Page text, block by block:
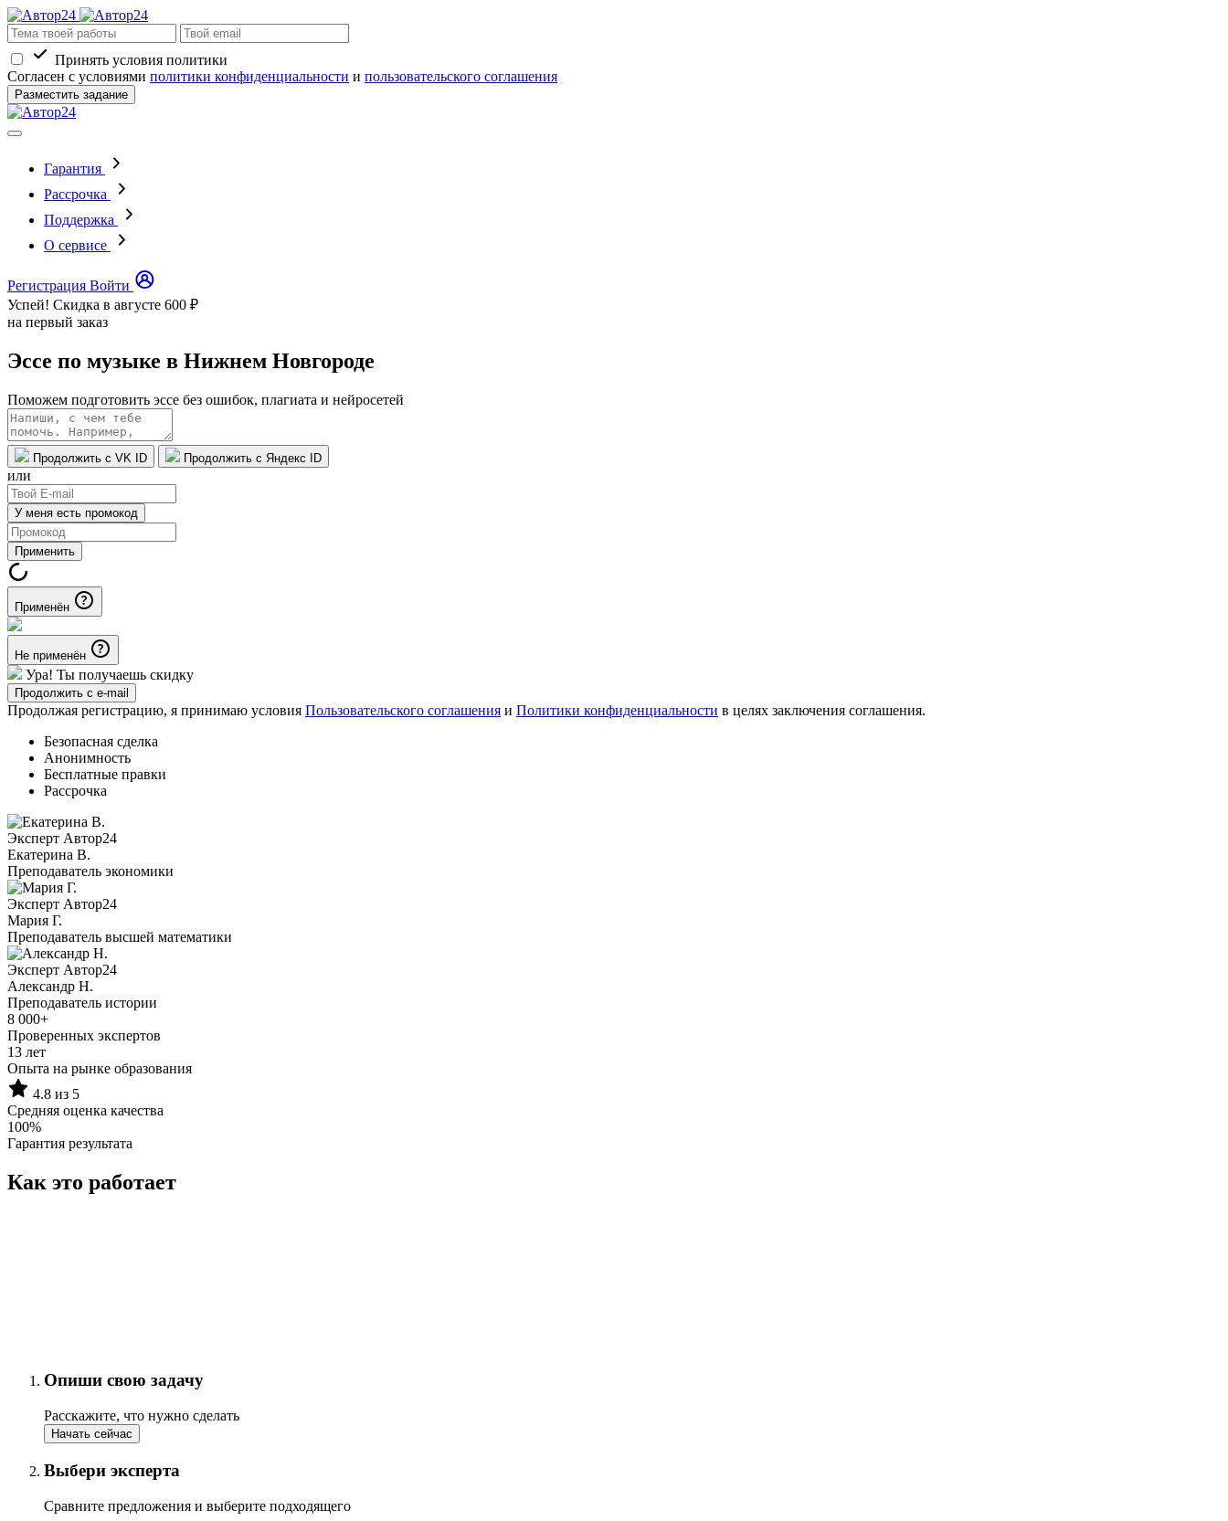
Принять условия политики
Согласен с условиями политики конфиденциальности и пользовательского соглашения
Разместить задание
Гарантия
Рассрочка
Поддержка
О сервисе
Регистрация Войти
Успей! Скидка в августе 600 ₽
на первый заказ
Эссе по музыке в Нижнем Новгороде
Поможем подготовить эссе без ошибок, плагиата и нейросетей
Продолжить с VK ID Продолжить с Яндекс ID
или
У меня есть промокод
Применить
Применён
Не применён
Ура! Ты получаешь скидку
Продолжить с e-mail
Продолжая регистрацию, я принимаю условия Пользовательского соглашения и Политики конфиденциальности в целях заключения соглашения.
Безопасная сделка
Анонимность
Бесплатные правки
Рассрочка
Эксперт Автор24
Екатерина B.
Преподаватель экономики
Эксперт Автор24
Мария Г.
Преподаватель высшей математики
Эксперт Автор24
Александр Н.
Преподаватель истории
8 000+
Проверенных экспертов
13 лет
Опыта на рынке образования
4.8 из 5
Средняя оценка качества
100%
Гарантия результата
Как это работает
Опиши свою задачу
Расскажите, что нужно сделать
Начать сейчас
Выбери эксперта
Сравните предложения и выберите подходящего